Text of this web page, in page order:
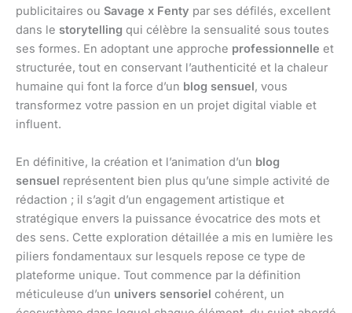
publicitaires ou Savage x Fenty par ses défilés, excellent
dans le storytelling qui célèbre la sensualité sous toutes
ses formes. En adoptant une approche professionnelle et
structurée, tout en conservant l’authenticité et la chaleur
humaine qui font la force d’un blog sensuel, vous
transformez votre passion en un projet digital viable et
influent.
En définitive, la création et l’animation d’un blog
sensuel représentent bien plus qu’une simple activité de
rédaction ; il s’agit d’un engagement artistique et
stratégique envers la puissance évocatrice des mots et
des sens. Cette exploration détaillée a mis en lumière les
piliers fondamentaux sur lesquels repose ce type de
plateforme unique. Tout commence par la définition
méticuleuse d’un univers sensoriel cohérent, un